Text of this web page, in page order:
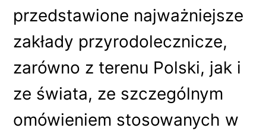
przedstawione najważniejsze
zakłady przyrodolecznicze,
zarówno z terenu Polski, jak i
ze świata, ze szczególnym
omówieniem stosowanych w